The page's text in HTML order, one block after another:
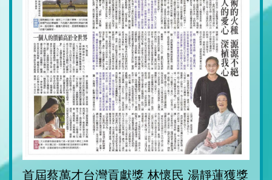
首屆蔡萬才台灣貢獻獎 林懷民 湯靜蓮獲獎